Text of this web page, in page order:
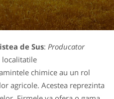
de Sus: Producator
localitatile
chimice au un rol
agricole. Acestea reprezinta